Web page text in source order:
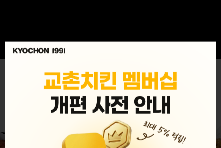
MENU